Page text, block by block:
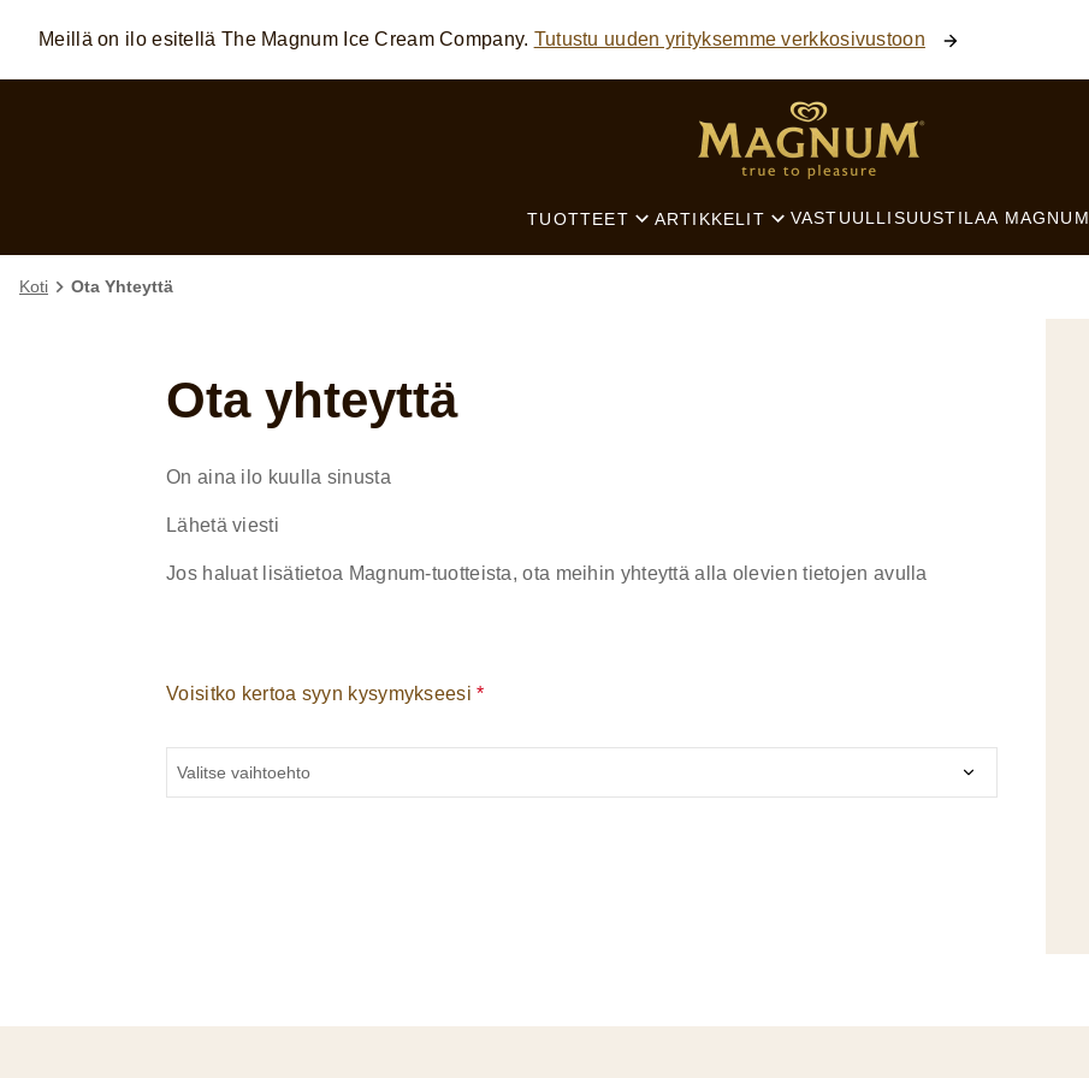
Skip to: MAIN CONTENT FOOTER SEARCH
Meillä on ilo esitellä The Magnum Ice Cream Company. Tutustu uuden yrityksemme verkkosivustoon
TUOTTEET ARTIKKELIT VASTUULLISUUSTILAA MAGNUM
Koti Ota Yhteyttä
Ota yhteyttä
On aina ilo kuulla sinusta
Lähetä viesti
Jos haluat lisätietoa Magnum-tuotteista, ota meihin yhteyttä alla olevien tietojen avulla
Voisitko kertoa syyn kysymykseesi *